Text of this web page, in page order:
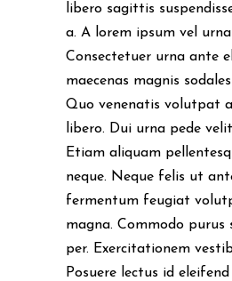
libero sagittis
a. A lorem ipsum vel
Consectetuer urna ante
maecenas magnis
Quo venenatis volutpat
libero. Dui urna pede
Etiam aliquam
neque. Neque felis ut
fermentum feugiat
magna. Commodo purus
per. Exercitationem
Posuere lectus id